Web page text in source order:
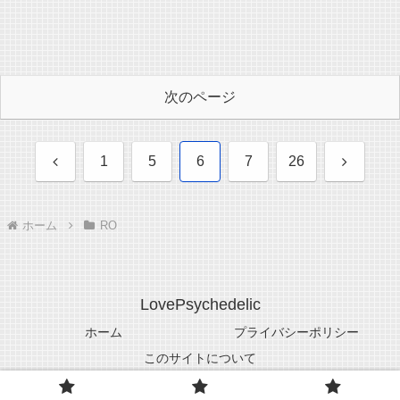
次のページ
前 1 5 6 7 26 次
ホーム RO
LovePsychedelic
ホーム
プライバシーポリシー
このサイトについて
© 2005-2026 LovePsychedelic.